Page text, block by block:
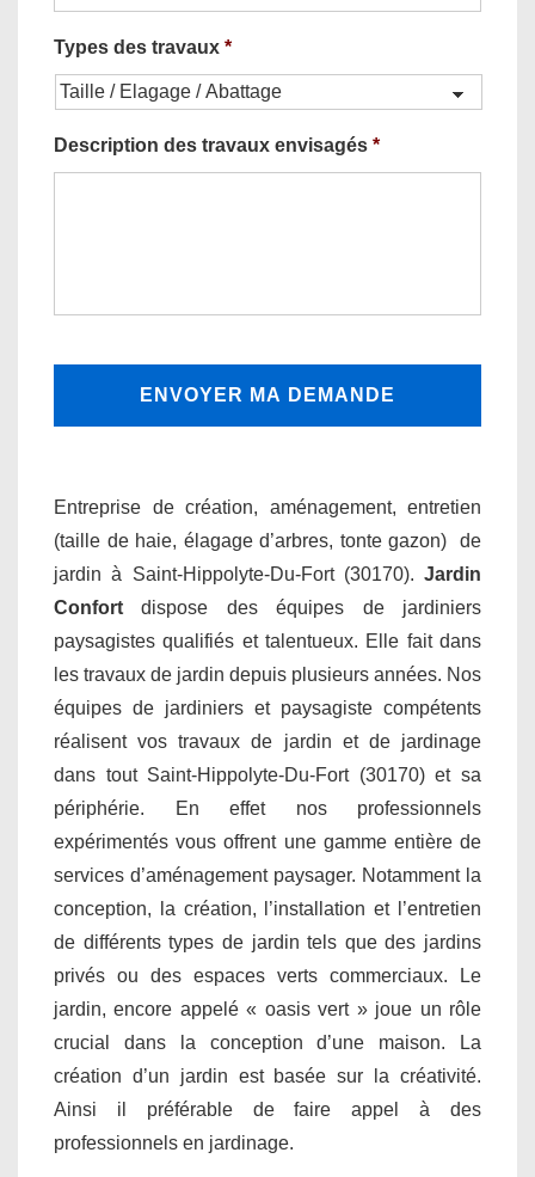
Types des travaux *
Description des travaux envisagés *
Entreprise de création, aménagement, entretien
(taille de haie, élagage d’arbres, tonte gazon) de
jardin à Saint-Hippolyte-Du-Fort (30170). Jardin
Confort dispose des équipes de jardiniers
paysagistes qualifiés et talentueux. Elle fait dans
les travaux de jardin depuis plusieurs années. Nos
équipes de jardiniers et paysagiste compétents
réalisent vos travaux de jardin et de jardinage
dans tout Saint-Hippolyte-Du-Fort (30170) et sa
périphérie. En effet nos professionnels
expérimentés vous offrent une gamme entière de
services d’aménagement paysager. Notamment la
conception, la création, l’installation et l’entretien
de différents types de jardin tels que des jardins
privés ou des espaces verts commerciaux. Le
jardin, encore appelé « oasis vert » joue un rôle
crucial dans la conception d’une maison. La
création d’un jardin est basée sur la créativité.
Ainsi il préférable de faire appel à des
professionnels en jardinage.